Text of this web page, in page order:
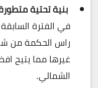
بنية تحتية
في الفترة
راس الحكمة من
غيرها مما يتيح
الشمالي.